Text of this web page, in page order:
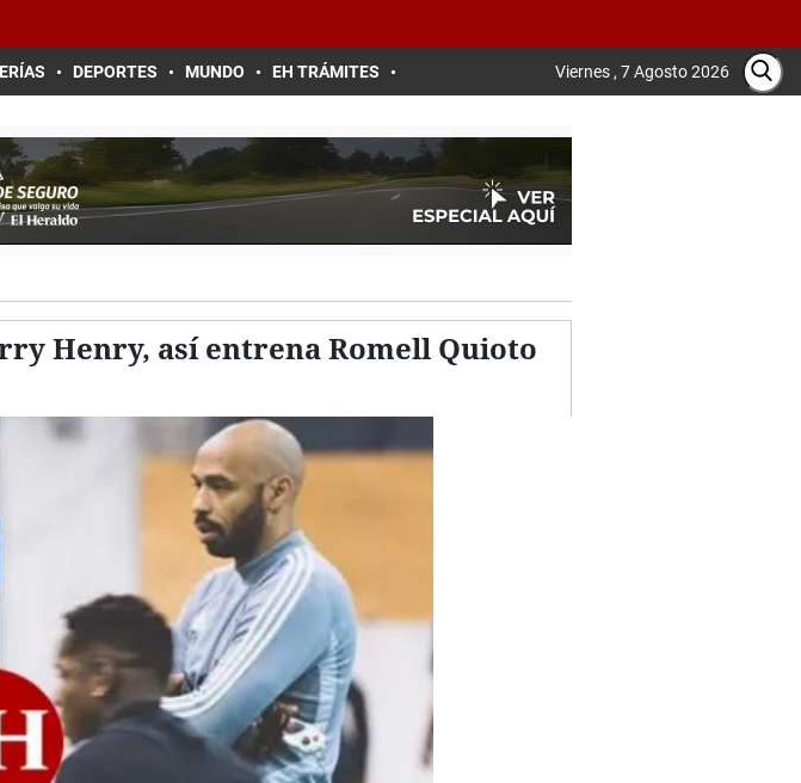
DEPORTES MUNDO EH TRÁMITES Viernes , 7 Agosto 2026
Henry, así entrena Romell Quioto